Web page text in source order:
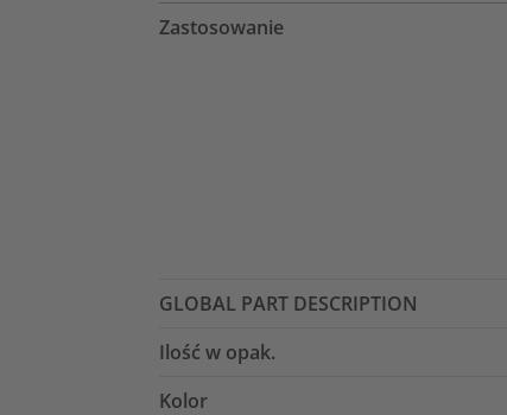
Zastosowanie
GLOBAL PART DESCRIPTION
Ilość w opak.
Kolor